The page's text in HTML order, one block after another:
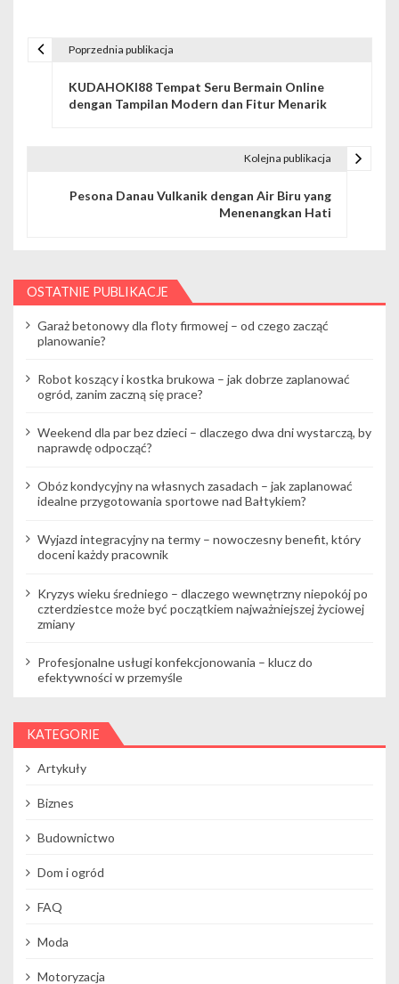
j
a
w
p
u
Poprzednia publikacja
KUDAHOKI88 Tempat Seru Bermain Online
dengan Tampilan Modern dan Fitur Menarik
Kolejna publikacja
Pesona Danau Vulkanik dengan Air Biru yang
Menenangkan Hati
OSTATNIE PUBLIKACJE
Garaż betonowy dla floty firmowej – od czego zacząć
planowanie?
Robot koszący i kostka brukowa – jak dobrze zaplanować
ogród, zanim zaczną się prace?
Weekend dla par bez dzieci – dlaczego dwa dni wystarczą, by
naprawdę odpocząć?
Obóz kondycyjny na własnych zasadach – jak zaplanować
idealne przygotowania sportowe nad Bałtykiem?
Wyjazd integracyjny na termy – nowoczesny benefit, który
doceni każdy pracownik
Kryzys wieku średniego – dlaczego wewnętrzny niepokój po
czterdziestce może być początkiem najważniejszej życiowej
zmiany
Profesjonalne usługi konfekcjonowania – klucz do
efektywności w przemyśle
KATEGORIE
Artykuły
Biznes
Budownictwo
Dom i ogród
FAQ
Moda
Motoryzacja